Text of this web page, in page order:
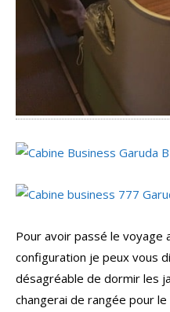
Pour avoir passé le voyage
configuration je peux vous
désagréable de dormir les
changerai de rangée pour le